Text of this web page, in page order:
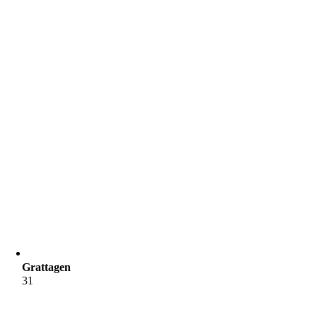
Grattagen
31